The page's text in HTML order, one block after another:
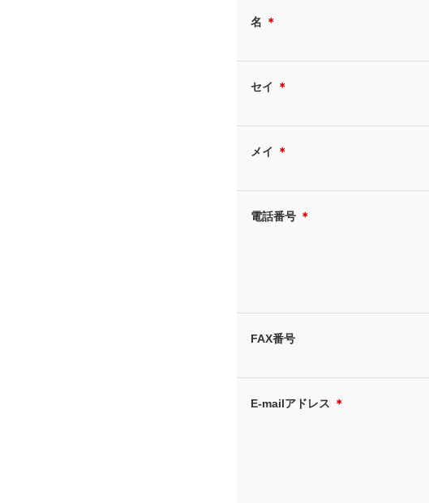
名 ＊
セイ ＊
メイ ＊
電話番号 ＊
FAX番号
E-mailアドレス ＊